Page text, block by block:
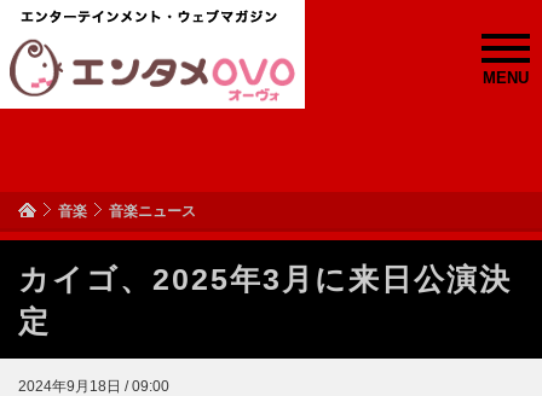
MENU
音楽 音楽ニュース
カイゴ、2025年3月に来日公演決
定
2024年9月18日 / 09:00